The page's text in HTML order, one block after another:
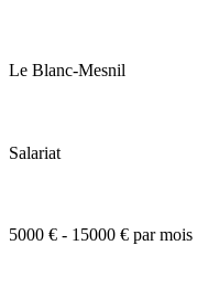
Le Blanc-Mesnil
Salariat
5000 € - 15000 € par mois